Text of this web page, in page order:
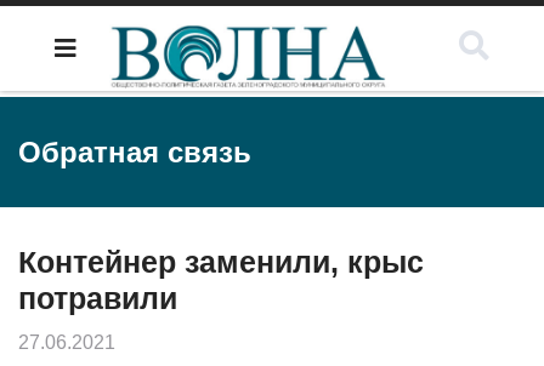
Обратная связь
Контейнер заменили, крыс
потравили
27.06.2021